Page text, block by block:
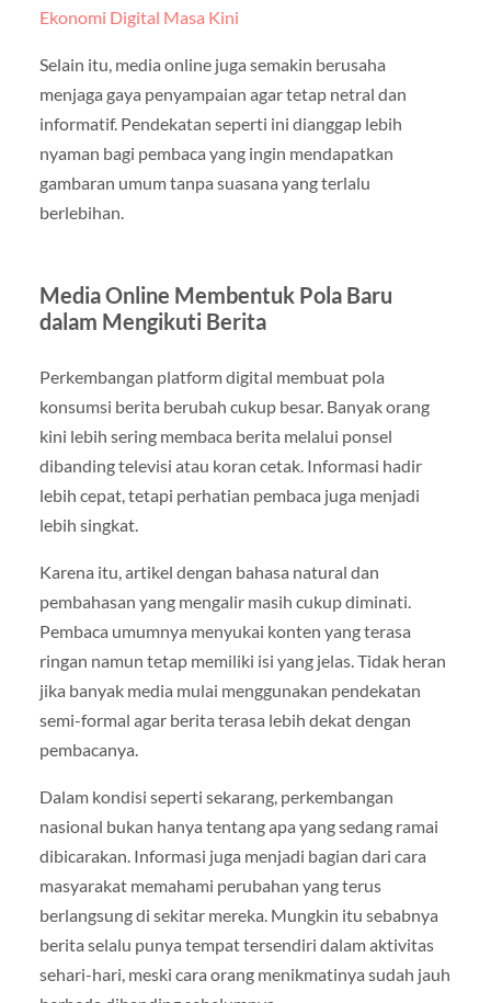
Ekonomi Digital Masa Kini
Selain itu, media online juga semakin berusaha
menjaga gaya penyampaian agar tetap netral dan
informatif. Pendekatan seperti ini dianggap lebih
nyaman bagi pembaca yang ingin mendapatkan
gambaran umum tanpa suasana yang terlalu
berlebihan.
Media Online Membentuk Pola Baru
dalam Mengikuti Berita
Perkembangan platform digital membuat pola
konsumsi berita berubah cukup besar. Banyak orang
kini lebih sering membaca berita melalui ponsel
dibanding televisi atau koran cetak. Informasi hadir
lebih cepat, tetapi perhatian pembaca juga menjadi
lebih singkat.
Karena itu, artikel dengan bahasa natural dan
pembahasan yang mengalir masih cukup diminati.
Pembaca umumnya menyukai konten yang terasa
ringan namun tetap memiliki isi yang jelas. Tidak heran
jika banyak media mulai menggunakan pendekatan
semi-formal agar berita terasa lebih dekat dengan
pembacanya.
Dalam kondisi seperti sekarang, perkembangan
nasional bukan hanya tentang apa yang sedang ramai
dibicarakan. Informasi juga menjadi bagian dari cara
masyarakat memahami perubahan yang terus
berlangsung di sekitar mereka. Mungkin itu sebabnya
berita selalu punya tempat tersendiri dalam aktivitas
sehari-hari, meski cara orang menikmatinya sudah jauh